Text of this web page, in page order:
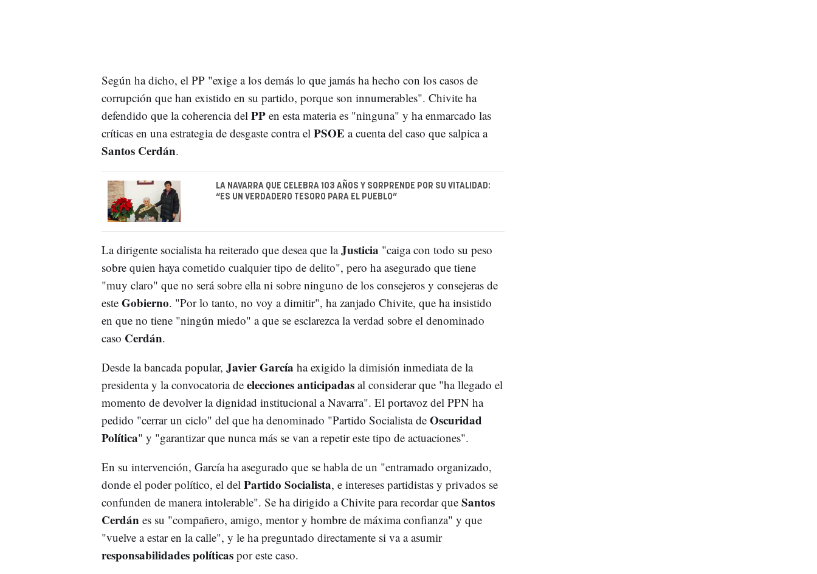
Según ha dicho, el PP "exige a los demás lo que jamás ha hecho con los casos de
corrupción que han existido en su partido, porque son innumerables". Chivite ha
defendido que la coherencia del PPen esta materia es "ninguna" y ha enmarcado las
críticas en una estrategia de desgaste contra el PSOE a cuenta del caso que salpica a
Santos Cerdán.
LA NAVARRA QUE CELEBRA 103 AÑOS Y SORPRENDE POR SU VITALIDAD:
“ES UN VERDADERO TESORO PARA EL PUEBLO”
La dirigente socialista ha reiterado que desea que laJusticia "caiga con todo su peso
sobre quien haya cometido cualquier tipo de delito", pero ha asegurado que tiene
"muy claro" que no será sobre ella ni sobre ninguno de los consejeros y consejeras de
este Gobierno. "Por lo tanto, no voy a dimitir", ha zanjado Chivite, que ha insistido
en que no tiene "ningún miedo" a que se esclarezca la verdad sobre el denominado
caso Cerdán.
Desde la bancada popular, Javier García ha exigido la dimisión inmediata de la
presidenta y la convocatoria de elecciones anticipadasal considerar que "ha llegado el
momento de devolver la dignidad institucional a Navarra". El portavoz del PPN ha
pedido "cerrar un ciclo" del que ha denominado "Partido Socialista de Oscuridad
Política" y "garantizar que nunca más se van a repetir este tipo de actuaciones".
En su intervención, García ha asegurado que se habla de un "entramado organizado,
donde el poder político, el del Partido Socialista, e intereses partidistas y privados se
confunden de manera intolerable". Se ha dirigido a Chivite para recordar que Santos
Cerdán es su "compañero, amigo, mentor y hombre de máxima confianza" y que
"vuelve a estar en la calle", y le ha preguntado directamente si va a asumir
responsabilidades políticaspor este caso.